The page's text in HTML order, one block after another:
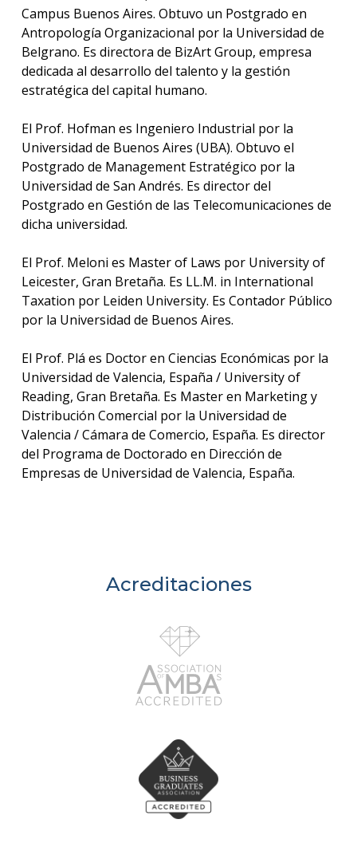
Campus Buenos Aires. Obtuvo un Postgrado en
Antropología Organizacional por la Universidad de
Belgrano. Es directora de BizArt Group, empresa
dedicada al desarrollo del talento y la gestión
estratégica del capital humano.
El Prof. Hofman es Ingeniero Industrial por la
Universidad de Buenos Aires (UBA). Obtuvo el
Postgrado de Management Estratégico por la
Universidad de San Andrés. Es director del
Postgrado en Gestión de las Telecomunicaciones de
dicha universidad.
El Prof. Meloni es Master of Laws por University of
Leicester, Gran Bretaña. Es LL.M. in International
Taxation por Leiden University. Es Contador Público
por la Universidad de Buenos Aires.
El Prof. Plá es Doctor en Ciencias Económicas por la
Universidad de Valencia, España / University of
Reading, Gran Bretaña. Es Master en Marketing y
Distribución Comercial por la Universidad de
Valencia / Cámara de Comercio, España. Es director
del Programa de Doctorado en Dirección de
Empresas de Universidad de Valencia, España.
Acreditaciones